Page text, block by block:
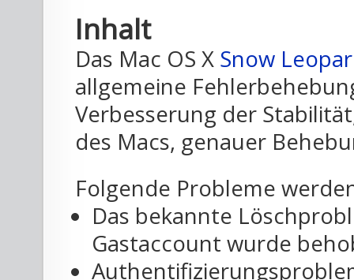
Inhalt
Das Mac OS X Snow
allgemeine
Verbesserung der
des Macs, genauer
Folgende Probleme
Das bekannte
Gastaccount wurde